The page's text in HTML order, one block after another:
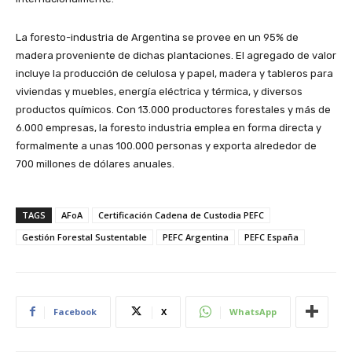
La foresto-industria de Argentina se provee en un 95% de
madera proveniente de dichas plantaciones. El agregado de valor
incluye la producción de celulosa y papel, madera y tableros para
viviendas y muebles, energía eléctrica y térmica, y diversos
productos químicos. Con 13.000 productores forestales y más de
6.000 empresas, la foresto industria emplea en forma directa y
formalmente a unas 100.000 personas y exporta alrededor de
700 millones de dólares anuales.
TAGS AFoA
Certificación Cadena de Custodia PEFC
Gestión Forestal Sustentable
PEFC Argentina PEFC España
Facebook X WhatsApp